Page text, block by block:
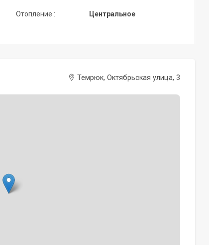
Отопление : Центральное
Темрюк, Октябрьская улица, 3